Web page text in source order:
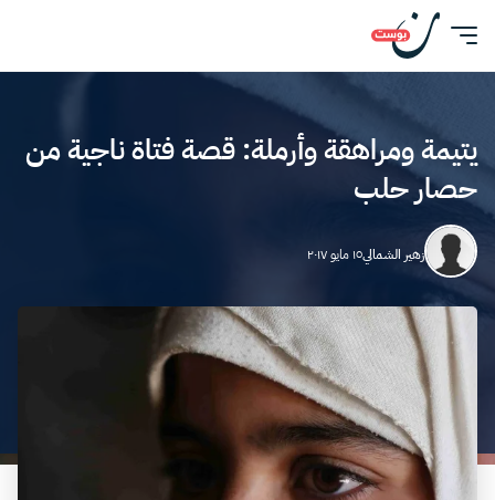
يتيمة ومراهقة وأرملة: قصة فتاة ناجية من
حصار حلب
زهير الشمالي١٥ مايو ٢٠١٧